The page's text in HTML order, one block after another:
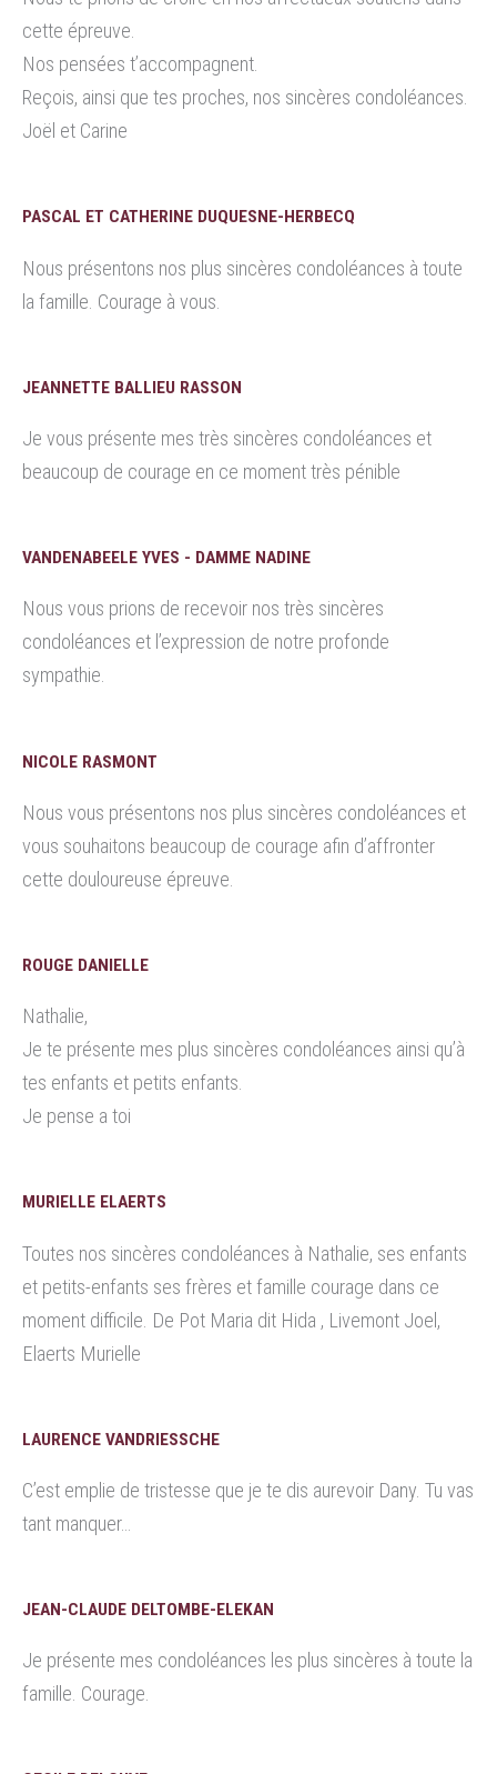
cette épreuve.
Nos pensées t’accompagnent.
Reçois, ainsi que tes proches, nos sincères condoléances.
Joël et Carine
PASCAL ET CATHERINE DUQUESNE-HERBECQ
Nous présentons nos plus sincères condoléances à toute
la famille. Courage à vous.
JEANNETTE BALLIEU RASSON
Je vous présente mes très sincères condoléances et
beaucoup de courage en ce moment très pénible
VANDENABEELE YVES - DAMME NADINE
Nous vous prions de recevoir nos très sincères
condoléances et l’expression de notre profonde
sympathie.
NICOLE RASMONT
Nous vous présentons nos plus sincères condoléances et
vous souhaitons beaucoup de courage afin d’affronter
cette douloureuse épreuve.
ROUGE DANIELLE
Nathalie,
Je te présente mes plus sincères condoléances ainsi qu’à
tes enfants et petits enfants.
Je pense a toi
MURIELLE ELAERTS
Toutes nos sincères condoléances à Nathalie, ses enfants
et petits-enfants ses frères et famille courage dans ce
moment difficile. De Pot Maria dit Hida , Livemont Joel,
Elaerts Murielle
LAURENCE VANDRIESSCHE
C’est emplie de tristesse que je te dis aurevoir Dany. Tu vas
tant manquer…
JEAN-CLAUDE DELTOMBE-ELEKAN
Je présente mes condoléances les plus sincères à toute la
famille. Courage.